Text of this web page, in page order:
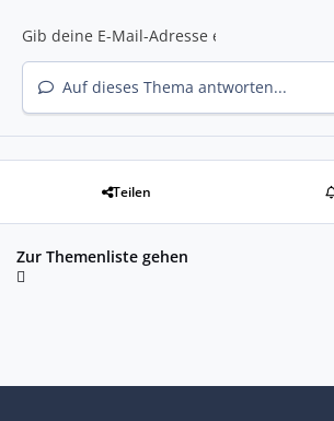
Auf dieses Thema antworten...
Teilen
Zur Themenliste gehen